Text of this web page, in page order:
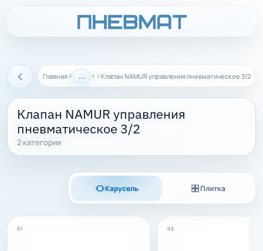
Назад Главная › ... › ›Клапан NAMUR управления пневматическое 3/2
Клапан NAMUR управления
пневматическое 3/2
2 категории
Карусель Плитка
01 02